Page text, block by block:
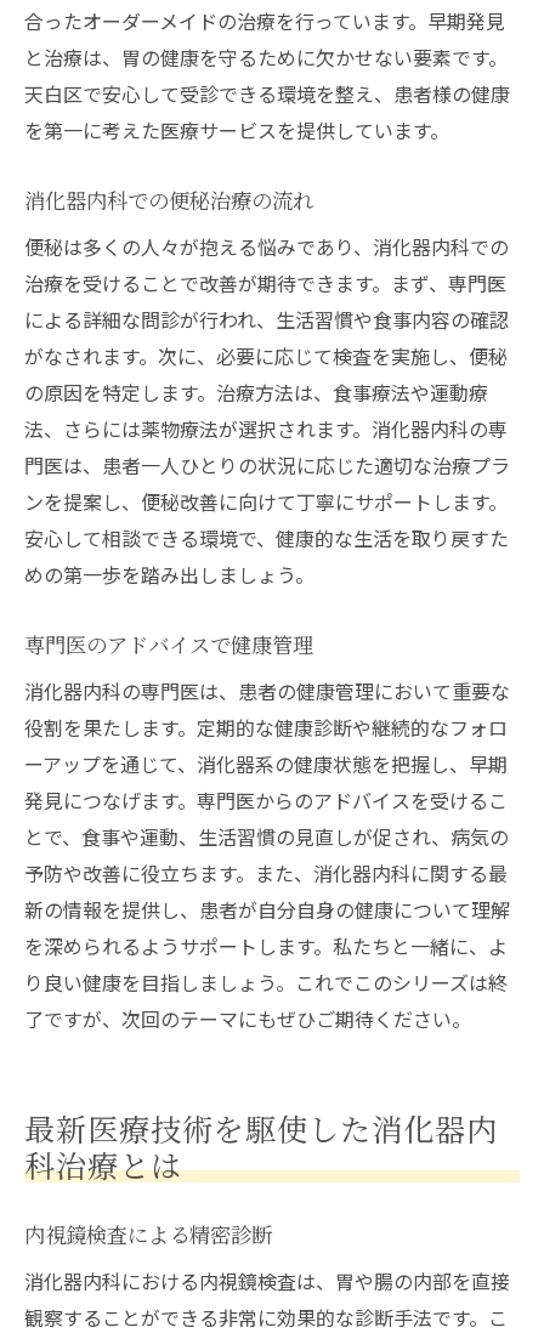
合ったオーダーメイドの治療を行っています。早期発見
と治療は、胃の健康を守るために欠かせない要素です。
天白区で安心して受診できる環境を整え、患者様の健康
を第一に考えた医療サービスを提供しています。
消化器内科での便秘治療の流れ
便秘は多くの人々が抱える悩みであり、消化器内科での
治療を受けることで改善が期待できます。まず、専門医
による詳細な問診が行われ、生活習慣や食事内容の確認
がなされます。次に、必要に応じて検査を実施し、便秘
の原因を特定します。治療方法は、食事療法や運動療
法、さらには薬物療法が選択されます。消化器内科の専
門医は、患者一人ひとりの状況に応じた適切な治療プラ
ンを提案し、便秘改善に向けて丁寧にサポートします。
安心して相談できる環境で、健康的な生活を取り戻すた
めの第一歩を踏み出しましょう。
専門医のアドバイスで健康管理
消化器内科の専門医は、患者の健康管理において重要な
役割を果たします。定期的な健康診断や継続的なフォロ
ーアップを通じて、消化器系の健康状態を把握し、早期
発見につなげます。専門医からのアドバイスを受けるこ
とで、食事や運動、生活習慣の見直しが促され、病気の
予防や改善に役立ちます。また、消化器内科に関する最
新の情報を提供し、患者が自分自身の健康について理解
を深められるようサポートします。私たちと一緒に、よ
り良い健康を目指しましょう。これでこのシリーズは終
了ですが、次回のテーマにもぜひご期待ください。
最新医療技術を駆使した消化器内
科治療とは
内視鏡検査による精密診断
消化器内科における内視鏡検査は、胃や腸の内部を直接
観察することができる非常に効果的な診断手法です。こ